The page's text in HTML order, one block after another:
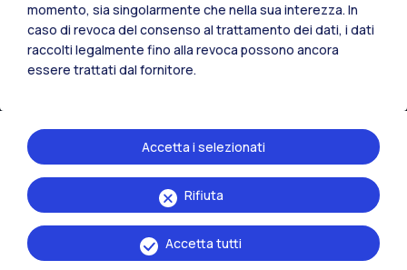
IT EN
momento, sia singolarmente che nella sua interezza. In
caso di revoca del consenso al trattamento dei dati, i dati
raccolti legalmente fino alla revoca possono ancora
essere trattati dal fornitore.
Rifiuta
Accetta i selezionati
Accetta tutti